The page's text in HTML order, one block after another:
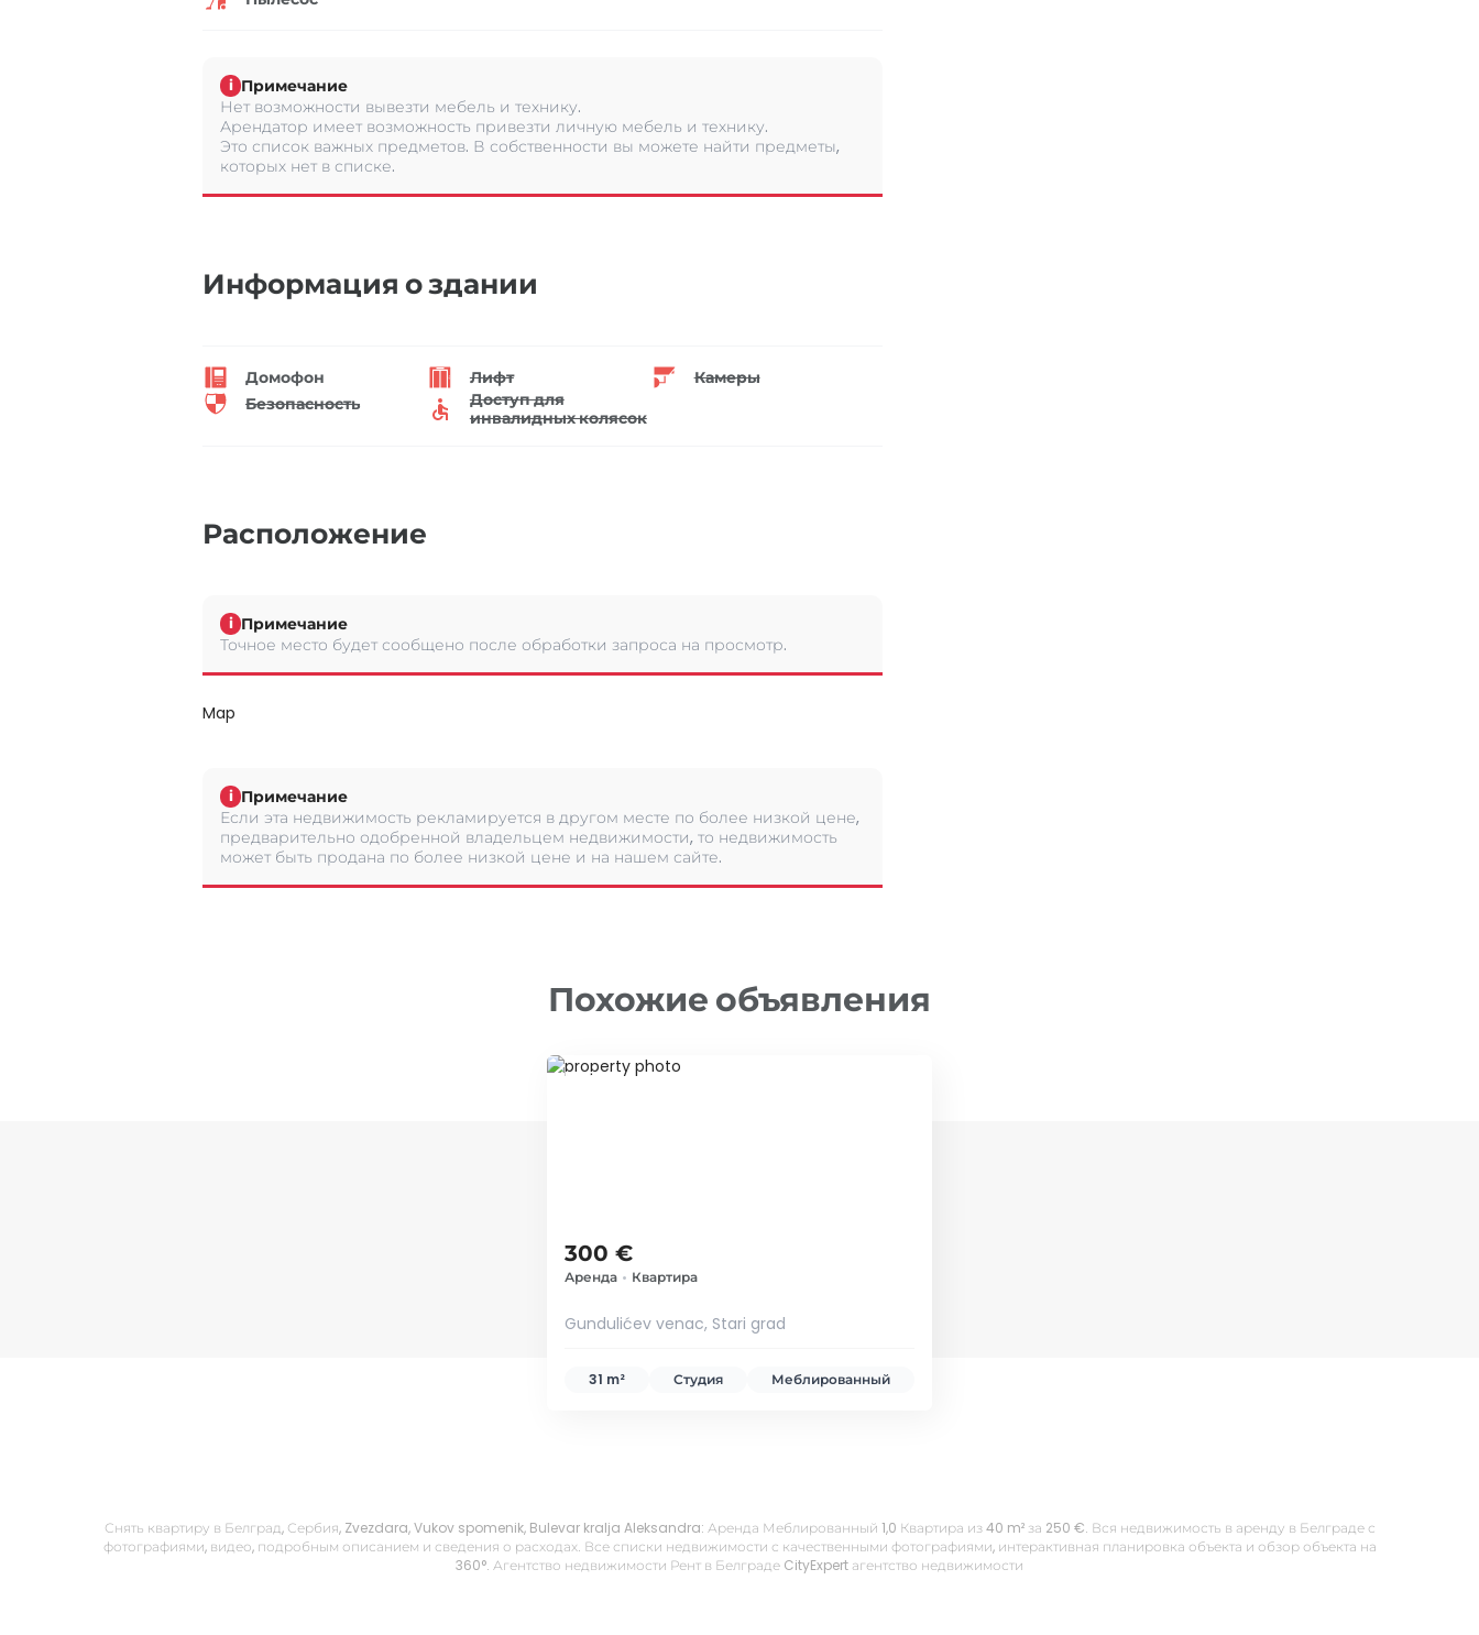
i Примечание
Нет возможности вывезти мебель и технику.
Арендатор имеет возможность привезти личную мебель и технику.
Это список важных предметов. В собственности вы можете найти предметы,
которых нет в списке.
Информация о здании
Домофон Лифт
Камеры
Безопасность
Доступ для
инвалидных колясок
Расположение
i Примечание
Точное место будет сообщено после обработки запроса на просмотр.
Map
i Примечание
Если эта недвижимость рекламируется в другом месте по более низкой цене,
предварительно одобренной владельцем недвижимости, то недвижимость
может быть продана по более низкой цене и на нашем сайте.
Похожие объявления
ID 75503
300 €
Аренда • Квартира
Gundulićev venac, Stari grad
31 m² Студия Меблированный
Снять квартиру в Белград, Сербия, Zvezdara, Vukov spomenik, Bulevar kralja Aleksandra: Аренда Меблированный 1,0 Квартира из 40 m² за 250 €. Вся недвижимость в аренду в Белграде с
фотографиями, видео, подробным описанием и сведения о расходах. Все списки недвижимости с качественными фотографиями, интерактивная планировка объекта и обзор объекта на
360°. Агентство недвижимости Рент в Белграде CityExpert агентство недвижимости